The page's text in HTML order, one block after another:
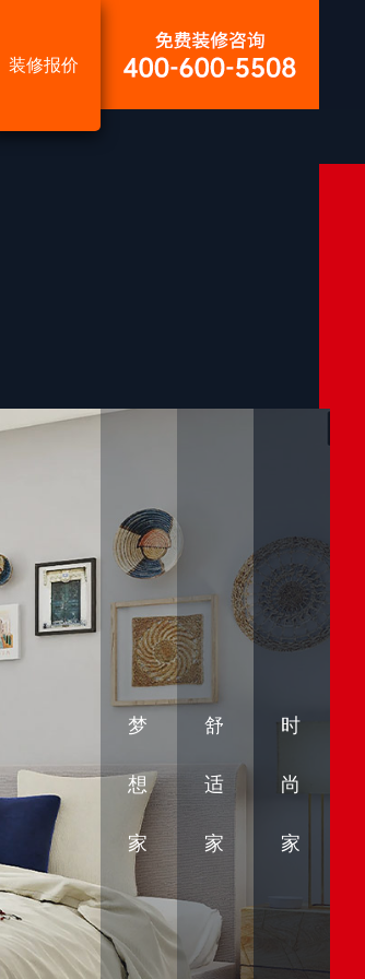
装修报价
梦
想
家
舒
适
家
时
尚
家